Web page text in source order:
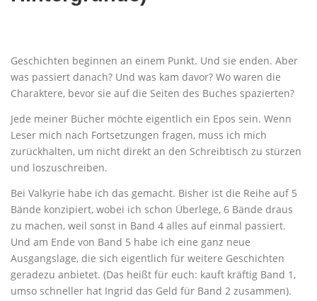
Geschichten beginnen an einem Punkt. Und sie enden. Aber
was passiert danach? Und was kam davor? Wo waren die
Charaktere, bevor sie auf die Seiten des Buches spazierten?
Jede meiner Bücher möchte eigentlich ein Epos sein. Wenn
Leser mich nach Fortsetzungen fragen, muss ich mich
zurückhalten, um nicht direkt an den Schreibtisch zu stürzen
und loszuschreiben.
Bei Valkyrie habe ich das gemacht. Bisher ist die Reihe auf 5
Bände konzipiert, wobei ich schon Überlege, 6 Bände draus
zu machen, weil sonst in Band 4 alles auf einmal passiert.
Und am Ende von Band 5 habe ich eine ganz neue
Ausgangslage, die sich eigentlich für weitere Geschichten
geradezu anbietet. (Das heißt für euch: kauft kräftig Band 1,
umso schneller hat Ingrid das Geld für Band 2 zusammen).